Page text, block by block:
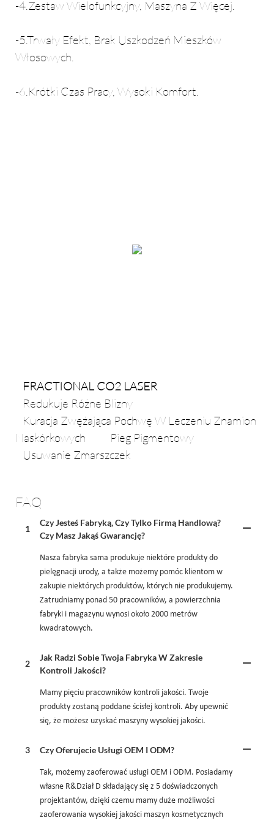
-4.Zestaw Wielofunkcyjny, Maszyna Z Więcej.
-5.Trwały Efekt, Brak Uszkodzeń Mieszków
Włosowych.
-6.Krótki Czas Pracy, Wysoki Komfort.
FRACTIONAL CO2 LASER
Redukuje Różne Blizny
Kuracja Zwężająca Pochwę W Leczeniu Znamion
Naskórkowych Pieg Pigmentowy
Usuwanie Zmarszczek
FAQ
1
Czy Jesteś Fabryką, Czy Tylko Firmą Handlową?
Czy Masz Jakąś Gwarancję?
Nasza fabryka sama produkuje niektóre produkty do
pielęgnacji urody, a także możemy pomóc klientom w
zakupie niektórych produktów, których nie produkujemy.
Zatrudniamy ponad 50 pracowników, a powierzchnia
fabryki i magazynu wynosi około 2000 metrów
kwadratowych.
2
Jak Radzi Sobie Twoja Fabryka W Zakresie
Kontroli Jakości?
Mamy pięciu pracowników kontroli jakości. Twoje
produkty zostaną poddane ścisłej kontroli. Aby upewnić
się, że możesz uzyskać maszyny wysokiej jakości.
3 Czy Oferujecie Usługi OEM I ODM?
Tak, możemy zaoferować usługi OEM i ODM. Posiadamy
własne R&Dział D składający się z 5 doświadczonych
projektantów, dzięki czemu mamy duże możliwości
zaoferowania wysokiej jakości maszyn kosmetycznych